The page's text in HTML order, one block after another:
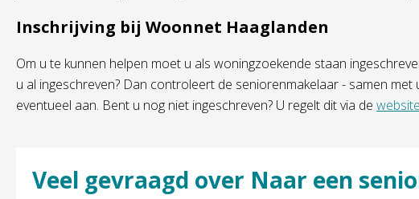
Inschrijving bij Woonnet Haaglanden
Om u te kunnen helpen moet u als woningzoekende staan
u al ingeschreven? Dan controleert de seniorenmakelaar - samen met
eventueel aan. Bent u nog niet ingeschreven? U regelt dit via de
Veel gevraagd over Naar een